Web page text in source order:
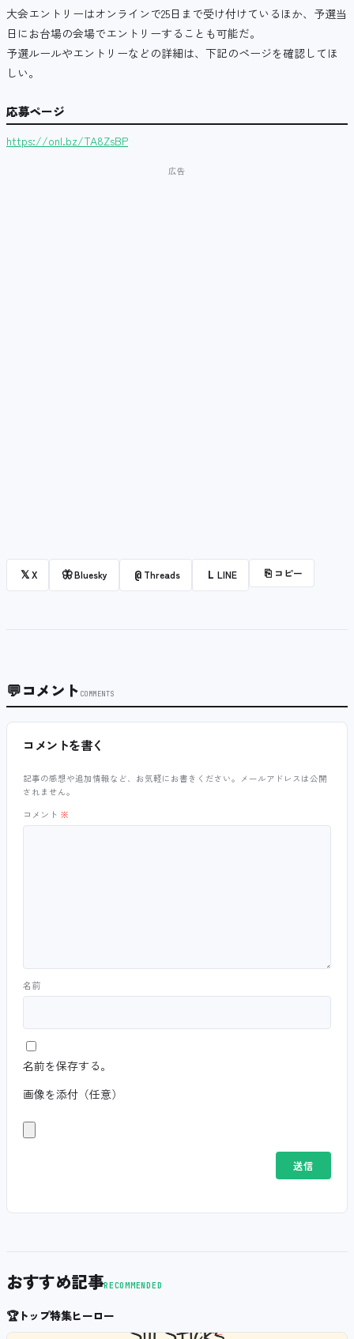
大会エントリーはオンラインで25日まで受け付けているほか、予選当
日にお台場の会場でエントリーすることも可能だ。
予選ルールやエントリーなどの詳細は、下記のページを確認してほ
しい。
応募ページ
https://onl.bz/TA8ZsBP
𝕏X 🦋Bluesky @ Threads L LINE ⎘ コピー
💬コメント COMMENTS
コメントを書く
記事の感想や追加情報など、お気軽にお書きください。メールアドレスは公開
されません。
コメント ※
名前
名前を保存する。
画像を添付（任意）
おすすめ記事RECOMMENDED
🏆トップ特集ヒーロー